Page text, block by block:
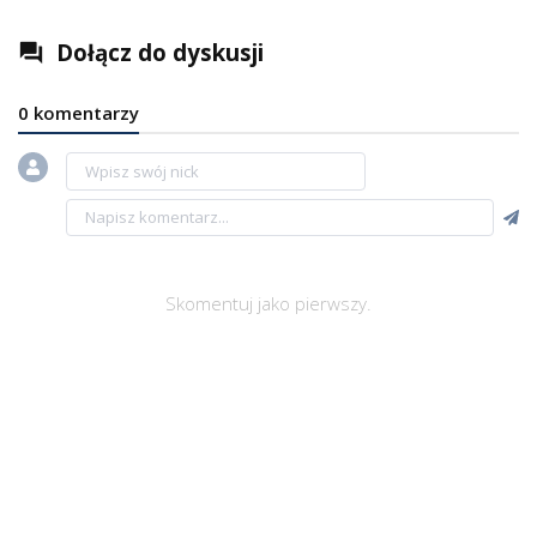
question_answer Dołącz do dyskusji
0 komentarzy
Skomentuj jako pierwszy.